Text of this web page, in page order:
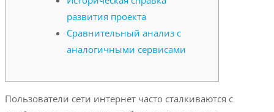
развития проекта
Сравнительный анализ с
аналогичными сервисами
Пользователи сети интернет часто сталкиваются с